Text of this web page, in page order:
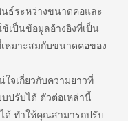
ธ์ระหว่างขนาดคอและ
เป็นข้อมูลอ้างอิงที่เป็น
หมาะสมกับขนาดคอของ
จเกี่ยวกับความยาวที่
ปรับได้ ตัวต่อเหล่านี้
ด้ ทำให้คุณสามารถปรับ